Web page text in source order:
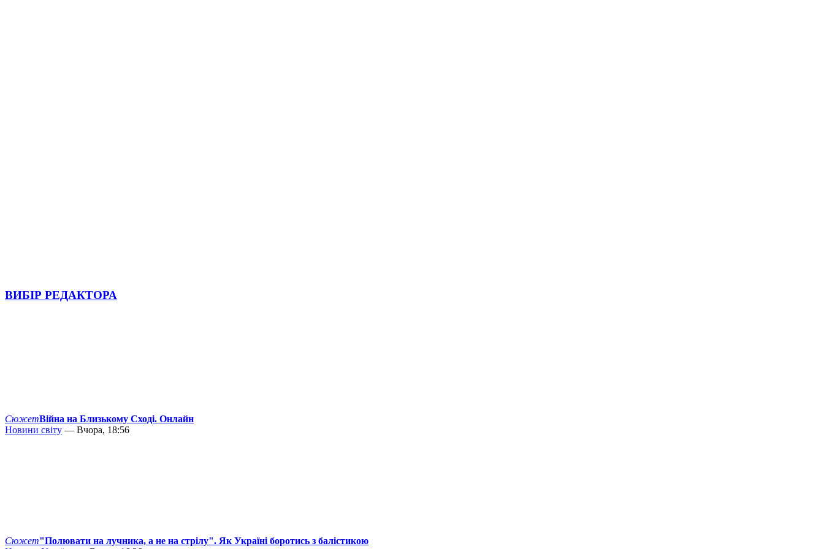
ВИБІР РЕДАКТОРА
СюжетВійна на Близькому Сході. Онлайн
Новини світу — Вчора, 18:56
Сюжет"Полювати на лучника, а не на стрілу". Як Україні боротись з балістикою